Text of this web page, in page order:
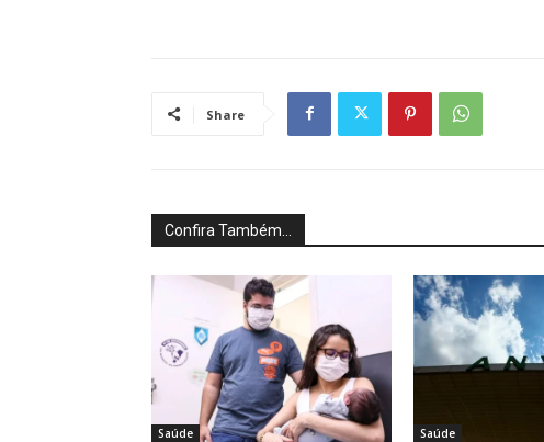
Share
Confira Também...
Saúde Saúde